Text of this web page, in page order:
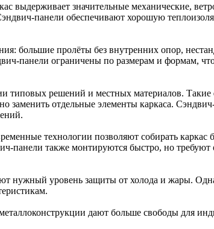
выдерживает значительные механические,
панели обеспечивают хорошую
большие пролёты без внутренних опор,
панели ограничены по размерам и формам,
типовых решений и местных материалов.
заменить отдельные элементы каркаса.
технологии позволяют собирать
панели также монтируются быстро, но
нужный уровень защиты от холода и жары.
дают больше свободы для